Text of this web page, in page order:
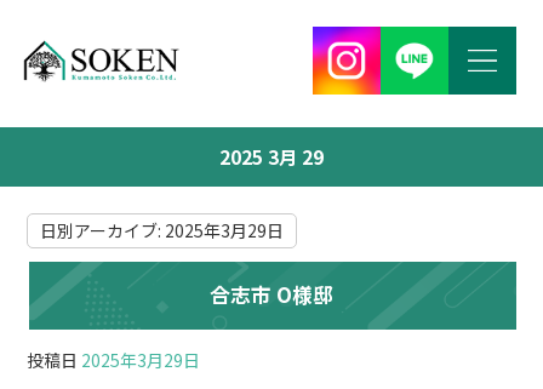
2025 3月 29
日別アーカイブ: 2025年3月29日
合志市 O様邸
投稿日 2025年3月29日